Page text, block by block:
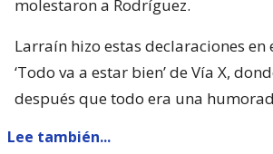
molestaron a Rodríguez.
Larraín hizo estas declaraciones
‘Todo va a estar bien’ de Vía X,
después que todo era una
Lee también...